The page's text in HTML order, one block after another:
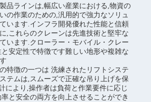
品ラインは,幅広い産業における,物資の
の作業のための,汎用的で強力なソリュ
います.インフラ開発優れた性能と信頼
,これらのクレーンは先進技術と堅牢な
います.クローラー・モバイル・クレー
安定性で特徴です難しい地形や複雑な
特徴の一つは 洗練されたリフトシステ
テムは,スムーズで正確な吊り上げを保
により,操作者は負荷と作業要件に応じ
と安全の両方を向上させることができ